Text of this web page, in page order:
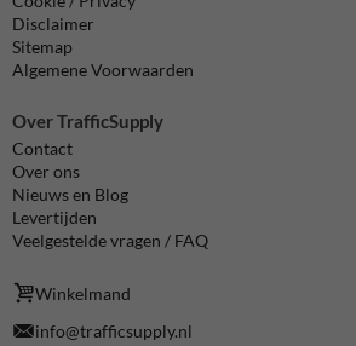
Disclaimer
Sitemap
Algemene Voorwaarden
Over TrafficSupply
Contact
Over ons
Nieuws en Blog
Levertijden
Veelgestelde vragen / FAQ
Winkelmand
info@trafficsupply.nl